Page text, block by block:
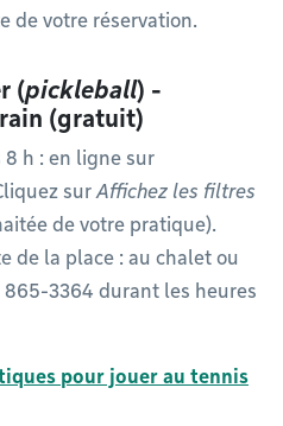
de votre réservation.
(pickleball) -
(gratuit)
8 h : en ligne sur
surAffichez les filtres
de votre pratique).
de la place : au chalet ou
3364 durant les heures
pour jouer au tennis